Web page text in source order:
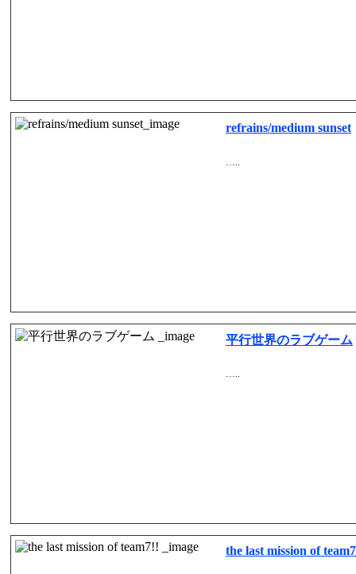
refrains/medium sunset
…..
平行世界のラブゲーム
…..
the last mission of